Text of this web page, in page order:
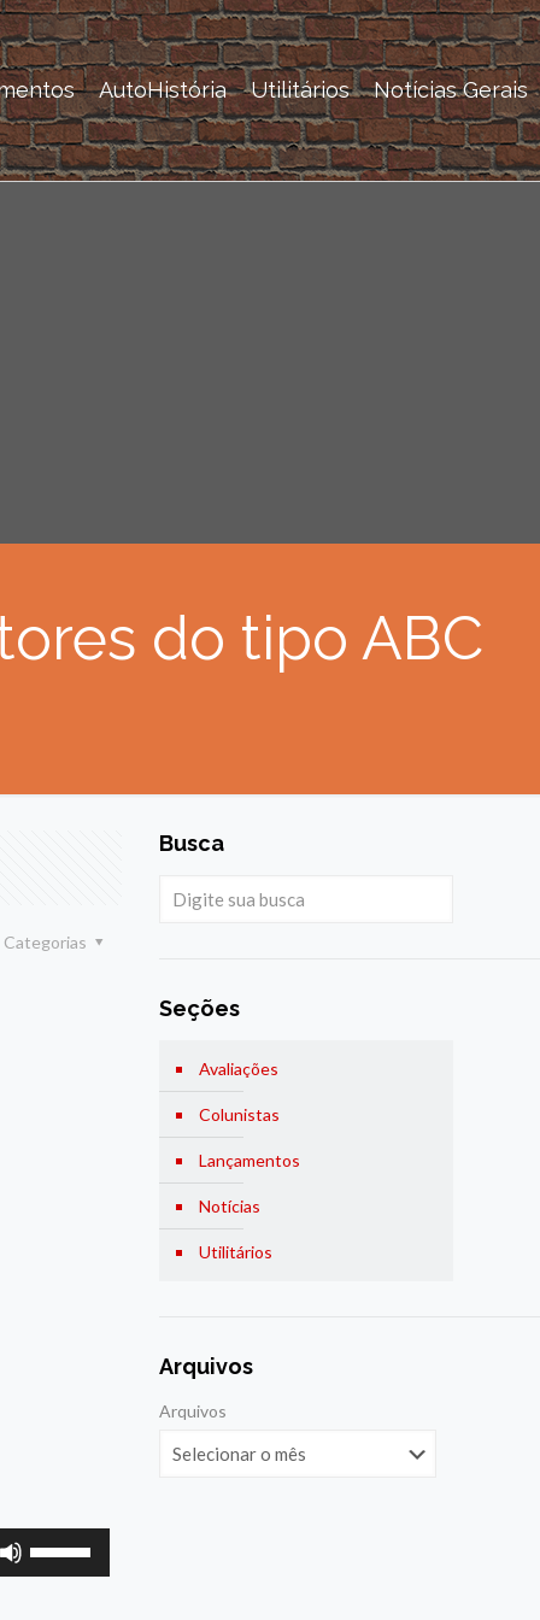
AutoHistória Utilitários Notícias Gerais
do tipo ABC
Categorias
as
Busca
Seções
Avaliações
Colunistas
Lançamentos
Notícias
Utilitários
Arquivos
Arquivos